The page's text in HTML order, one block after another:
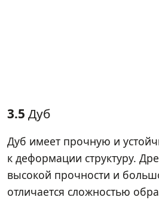
3.5 Дуб
Дуб имеет прочную и
к деформации структуру.
высокой прочности и
отличается сложностью